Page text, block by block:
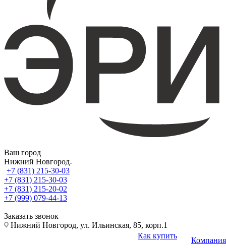
Ваш город
Нижний Новгород
+7 (831) 215-30-03
+7 (831) 215-30-03
+7 (831) 215-20-02
+7 (999) 079-44-13
Заказать звонок
Нижний Новгород, ул. Ильинская, 85, корп.1
Как купить
Компания